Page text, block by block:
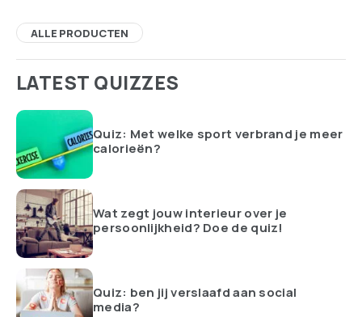
ALLE PRODUCTEN
LATEST QUIZZES
Quiz: Met welke sport verbrand je meer
calorieën?
Wat zegt jouw interieur over je
persoonlijkheid? Doe de quiz!
Quiz: ben jij verslaafd aan social
media?